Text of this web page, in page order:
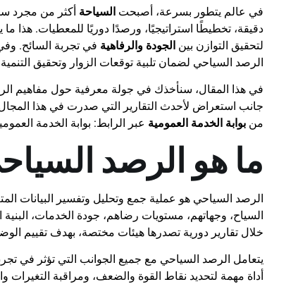
في عالم يتطور بسرعة، أصبحت السياحة أكثر من مجرد
دقيقة، تخطيطًا استراتيجيًا، ورصدًا دوريًا للمعطيات. هذا ما
لتحقيق التوازن بين الجودة والرفاهية في تجربة السائح.
الرصد السياحي لضمان تلبية توقعات الزوار وتحقيق
في هذا المقال، سنأخذك في جولة معرفية حول مفاهيم
جانب استعراض لأحدث التقارير التي صدرت في هذا
من بوابة الخدمة العمومية عبر الرابط: بوابة الخدمة
ما هو الرصد
الرصد السياحي هو عملية جمع وتحليل وتفسير البيانات
السياح، وجهاتهم، مستويات رضاهم، جودة الخدمات،
خلال تقارير دورية تصدرها هيئات مختصة، بهدف تقييم
يتعامل الرصد السياحي مع جميع الجوانب التي تؤثر في
أداة مهمة لتحديد نقاط القوة والضعف، ومراقبة التغيرات